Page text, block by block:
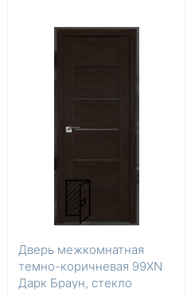
Дверь межкомнатная
темно-коричневая 99XN
Дарк Браун, стекло